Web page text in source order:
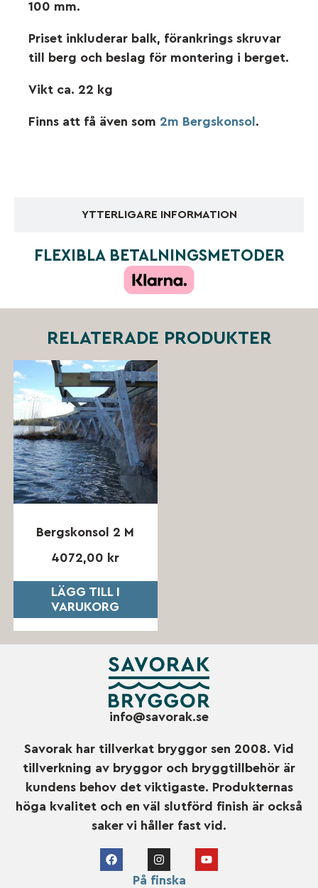
FLEXIBLA BETALNINGSMETODER
YTTERLIGARE INFORMATION
100 mm.
Priset inkluderar balk, förankrings skruvar
till berg och beslag för montering i berget.
Vikt ca. 22 kg
Finns att få även som 2m Bergskonsol .
RELATERADE PRODUKTER
Bergskonsol 2 M
4072,00 kr
LÄGG TILL I
VARUKORG
info@savorak.se
Savorak har tillverkat bryggor sen 2008. Vid
tillverkning av bryggor och bryggtillbehör är
kundens behov det viktigaste. Produkternas
höga kvalitet och en väl slutförd finish är också
saker vi håller fast vid.
På finska